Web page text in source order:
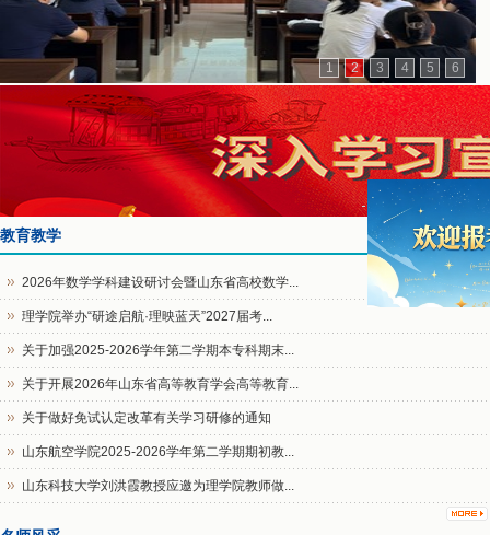
1 2 3 4 5 6
教育教学
2026年数学学科建设研讨会暨山东省高校数学...
理学院举办“研途启航·理映蓝天”2027届考...
关于加强2025-2026学年第二学期本专科期末...
关于开展2026年山东省高等教育学会高等教育...
​关于做好免试认定改革有关学习研修的通知
山东航空学院2025-2026学年第二学期期初教...
山东科技大学刘洪霞教授应邀为理学院教师做...